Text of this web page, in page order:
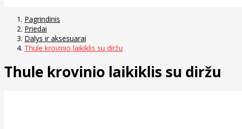
Pagrindinis
Priedai
Dalys ir aksesuarai
Thule krovinio laikiklis su diržu
Thule krovinio laikiklis su diržu